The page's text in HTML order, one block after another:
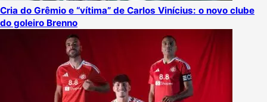
Cria do Grêmio e “vítima” de Carlos Vinícius: o novo clube
do goleiro Brenno